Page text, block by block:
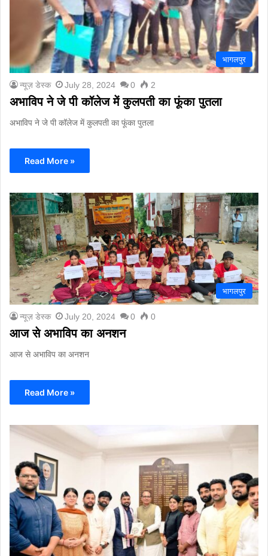
भागलपुर
न्यूज़ डेस्क July 28, 2024 0 2
अभाविप ने जे पी कॉलेज में कुलपती का फूंका पुतला
अभाविप ने जे पी कॉलेज में कुलपती का फूंका पुतला
Read More »
भागलपुर
न्यूज़ डेस्क July 20, 2024 0 0
आज से अभाविप का अनशन
आज से अभाविप का अनशन
Read More »